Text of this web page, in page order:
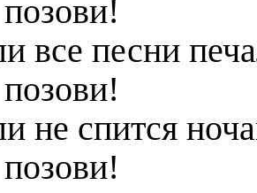
все песни
не спится